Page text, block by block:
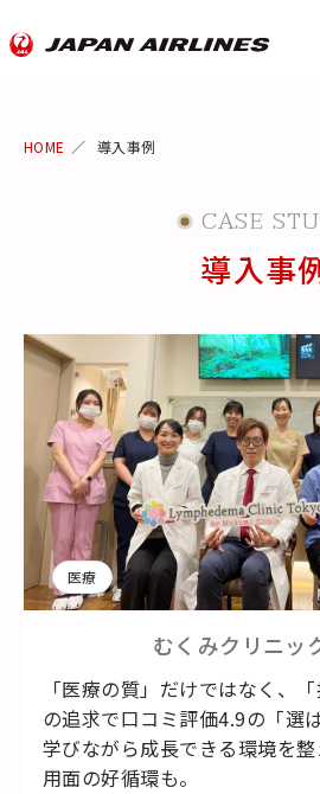
HOME 導入事例
CASE
導入事
医療
むくみクリニッ
「医療の質」だけではなく、
の追求で口コミ評価4.9の「選
学びながら成長できる環境を
用面の好循環も。